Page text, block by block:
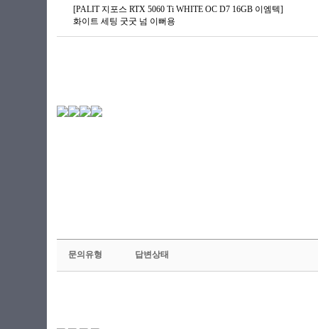
[PALIT 지포스 RTX 5060 Ti WHITE OC D7 16GB 이엠텍]
화이트 세팅 굿굿 넘 이뻐용
문의유형 답변상태